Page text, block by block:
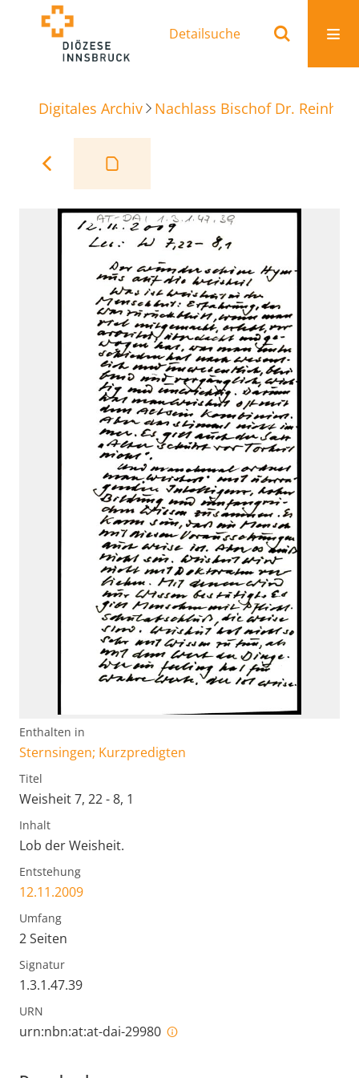
Detailsuche
Digitales Archiv Nachlass Bischof Dr.
Enthalten in
Sternsingen; Kurzpredigten
Titel
Weisheit 7, 22 - 8, 1
Inhalt
Lob der Weisheit.
Entstehung
12.11.2009
Umfang
2 Seiten
Signatur
1.3.1.47.39
URN
urn:nbn:at:at-dai-29980